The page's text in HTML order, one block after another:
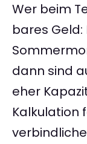
Wer beim
bares Geld:
dann sind
eher
Kalkulation